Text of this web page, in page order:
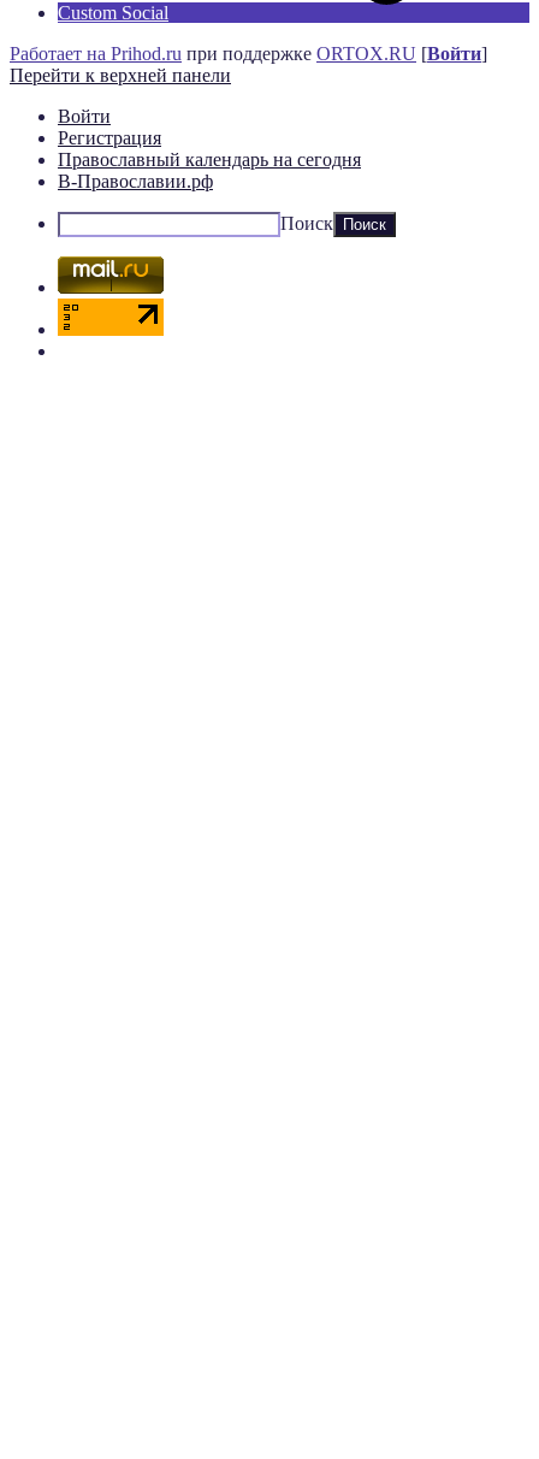
Custom Social
Работает на Prihod.ru при поддержке ORTOX.RU [Войти]
Перейти к верхней панели
Войти
Регистрация
Православный календарь на сегодня
В-Православии.рф
Поиск